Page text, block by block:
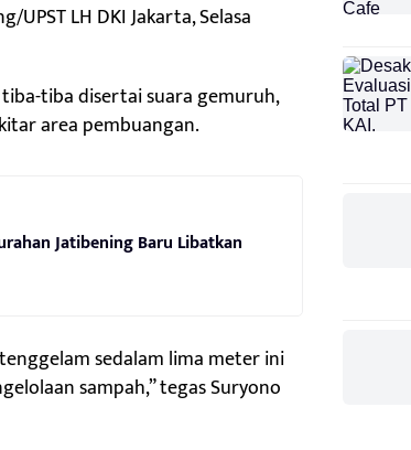
LH DKI Jakarta, Selasa
tiba disertai suara gemuruh,
area pembuangan.
Jatibening Baru Libatkan
sedalam lima meter ini
sampah,” tegas Suryono